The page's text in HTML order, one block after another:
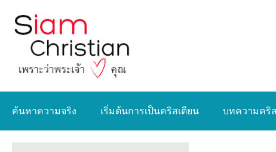
ค้นหาความจริง เริ่มต้นการเป็นคริสเตียน บทความคริ